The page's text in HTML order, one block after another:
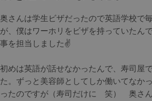
奥さんは学生ビザだったので英語学校で
が、僕はワーホリをビザを持っていたん
事を担当しました✌️
初めは英語が話せなかったんで、寿司屋
た。ずっと美容師としてしか働いてなか
ったのですが（寿司だけに 笑） 奥さ